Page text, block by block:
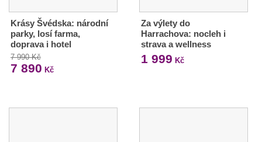
Krásy Švédska: národní
parky, losí farma,
doprava i hotel
7 990 Kč
7 890 Kč
Za výlety do
Harrachova: nocleh i
strava a wellness
1 999 Kč